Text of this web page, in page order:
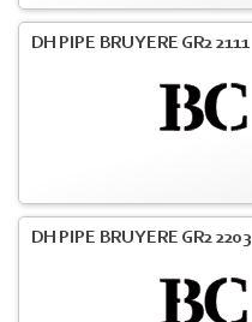
DH PIPE BRUYERE GR2 2111
DH PIPE BRUYERE GR2 2203